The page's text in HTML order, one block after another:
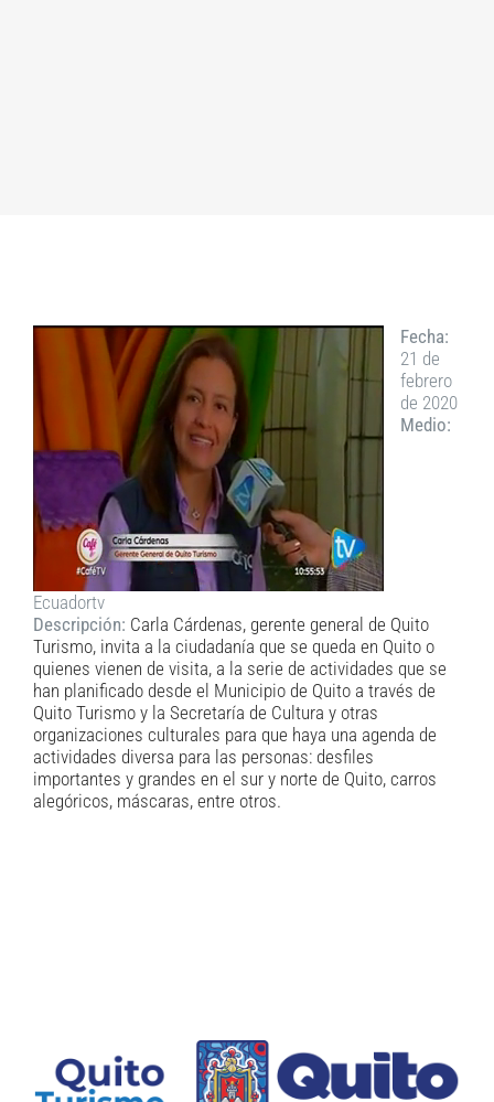
Fecha:
21 de
febrero
de 2020
Medio:
Ecuadortv
Descripción: Carla Cárdenas, gerente general de Quito
Turismo, invita a la ciudadanía que se queda en Quito o
quienes vienen de visita, a la serie de actividades que se
han planificado desde el Municipio de Quito a través de
Quito Turismo y la Secretaría de Cultura y otras
organizaciones culturales para que haya una agenda de
actividades diversa para las personas: desfiles
importantes y grandes en el sur y norte de Quito, carros
alegóricos, máscaras, entre otros.